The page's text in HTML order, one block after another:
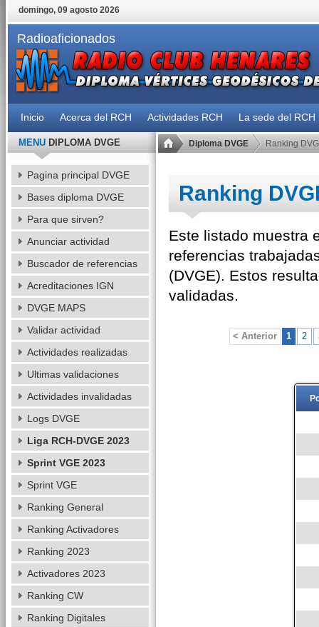
domingo, 09 agosto 2026
Radioaficionados
Inicio Acerca del RCH Actividades RCH La sede del RCH
Diploma DVGE Ranking
Ranking
Este listado muestra
referencias
(DVGE). Estos
validadas.
< Anterior 1 2
MENUDIPLOMA DVGE
Pagina principal DVGE
Bases diploma DVGE
Para que sirven?
Anunciar actividad
Buscador de referencias
Acreditaciones IGN
DVGE MAPS
Validar actividad
Actividades realizadas
Ultimas validaciones
Actividades invalidadas
Logs DVGE
Liga RCH-DVGE 2023
Sprint VGE 2023
Sprint VGE
Ranking General
Ranking Activadores
Ranking 2023
Activadores 2023
Ranking CW
Ranking Digitales